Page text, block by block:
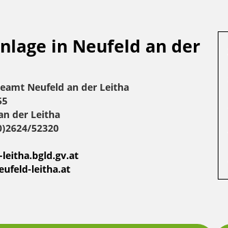
in Neufeld an der
Neufeld an der Leitha
der Leitha
52320
leitha.bgld.gv.at
leitha.at